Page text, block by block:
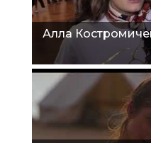
Алла